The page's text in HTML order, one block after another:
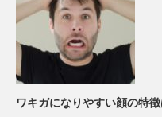
ワキガになりやすい顔の特